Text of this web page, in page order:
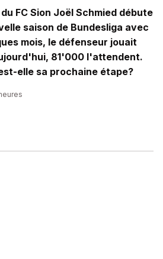
FC Sion Joël Schmied débute
saison de Bundesliga avec
mois, le défenseur jouait
81'000 l'attendent.
elle sa prochaine étape?